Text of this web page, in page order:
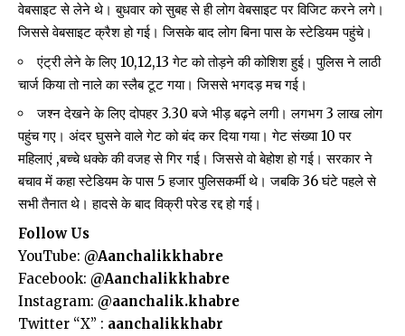
वेबसाइट से लेने थे। बुधवार को सुबह से ही लोग वेबसाइट पर विजिट करने लगे।
जिससे वेबसाइट क्रैश हो गई। जिसके बाद लोग बिना पास के स्टेडियम पहुंचे।
एंट्री लेने के लिए 10,12,13 गेट को तोड़ने की कोशिश हुई। पुलिस ने लाठी
चार्ज किया तो नाले का स्लैब टूट गया। जिससे भगदड़ मच गई।
जश्न देखने के लिए दोपहर 3.30 बजे भीड़ बढ़ने लगी। लगभग 3 लाख लोग
पहुंच गए। अंदर घुसने वाले गेट को बंद कर दिया गया। गेट संख्या 10 पर
महिलाएं ,बच्चे धक्के की वजह से गिर गई। जिससे वो बेहोश हो गई। सरकार ने
बचाव में कहा स्टेडियम के पास 5 हजार पुलिसकर्मी थे। जबकि 36 घंटे पहले से
सभी तैनात थे। हादसे के बाद विक्री परेड रद्द हो गई।
Follow Us
YouTube: @Aanchalikkhabre
Facebook: @Aanchalikkhabre
Instagram: @aanchalik.khabre
Twitter “X” : aanchalikkhabr